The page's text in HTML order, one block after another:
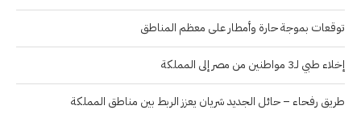
توقعات بموجة حارة وأمطار على معظم المناطق
إخلاء طبي لـ3 مواطنين من مصر إلى المملكة
طريق رفحاء – حائل الجديد شريان يعزز الربط بين مناطق المملكة